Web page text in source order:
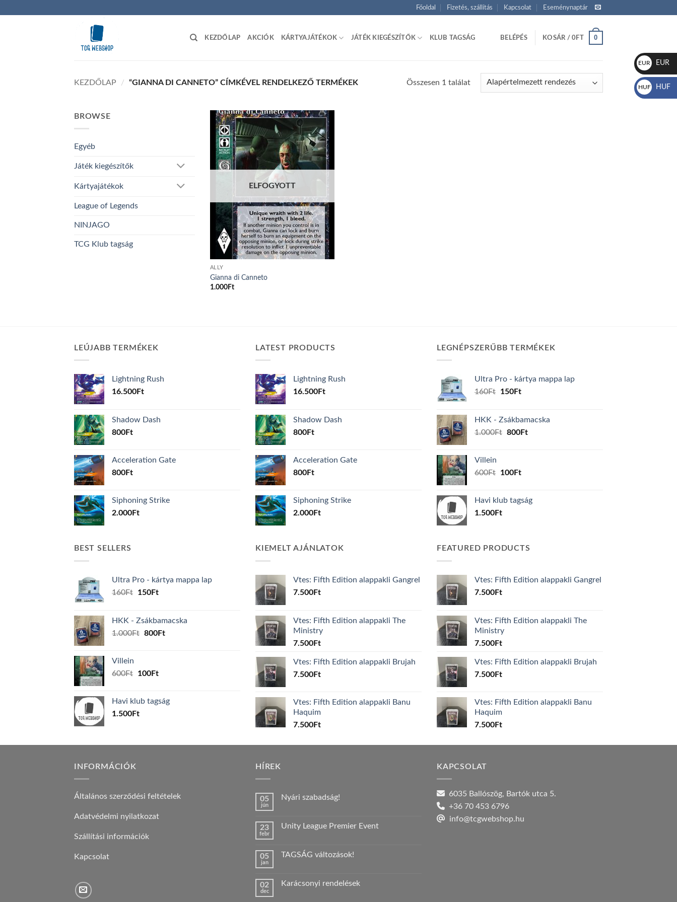
Főoldal Fizetés, szállítás Kapcsolat Eseménynaptár
KEZDŐLAP AKCIÓK KÁRTYAJÁTÉKOK JÁTÉK KIEGÉSZÍTŐK KLUB TAGSÁG BELÉPÉS KOSÁR /0FT 0
KEZDŐLAP / “GIANNA DI CANNETO” CÍMKÉVEL RENDELKEZŐ TERMÉKEK Összesen 1 találat
BROWSE
Egyéb
Játék kiegészítők
Kártyajátékok
League of Legends
NINJAGO
TCG Klub tagság
Add to
wishlist
ELFOGYOTT
ALLY
Gianna di Canneto
1.000Ft
LEÚJABB TERMÉKEK
Lightning Rush
16.500Ft
Shadow Dash
800Ft
Acceleration Gate
800Ft
Siphoning Strike
2.000Ft
LATEST PRODUCTS
Lightning Rush
16.500Ft
Shadow Dash
800Ft
Acceleration Gate
800Ft
Siphoning Strike
2.000Ft
LEGNÉPSZERŰBB TERMÉKEK
Ultra Pro - kártya mappa lap
160Ft
Original
160Ft.
150FtCurrent
150Ft.
HKK - Zsákbamacska
1.000Ft Original
800FtCurrent
Villein
600Ft
Original
600Ft.
100FtCurrent
100Ft.
Havi klub tagság
1.500Ft
BEST SELLERS
Ultra Pro - kártya mappa lap
160Ft
Original
160Ft.
150FtCurrent
150Ft.
HKK - Zsákbamacska
1.000Ft Original
800FtCurrent
Villein
600Ft
Original
600Ft.
100FtCurrent
100Ft.
Havi klub tagság
1.500Ft
KIEMELT AJÁNLATOK
Vtes: Fifth Edition alappakli Gangrel
7.500Ft
Vtes: Fifth Edition alappakli The
Ministry
7.500Ft
Vtes: Fifth Edition alappakli Brujah
7.500Ft
Vtes: Fifth Edition alappakli Banu
Haquim
7.500Ft
FEATURED PRODUCTS
Vtes: Fifth Edition alappakli Gangrel
7.500Ft
Vtes: Fifth Edition alappakli The
Ministry
7.500Ft
Vtes: Fifth Edition alappakli Brujah
7.500Ft
Vtes: Fifth Edition alappakli Banu
Haquim
7.500Ft
INFORMÁCIÓK
Általános szerződési feltételek
Adatvédelmi nyilatkozat
Szállítási információk
Kapcsolat
HÍREK
05
jún
Nyári szabadság!
Nyári
23
febr
Unity League Premier Event
Unity
bejegyzéshez
05
jan
TAGSÁG változások!
TAGSÁG
02
dec
Karácsonyi rendelések
KAPCSOLAT
6035 Ballószög, Bartók utca 5.
+36 70 453 6796
info@tcgwebshop.hu
EUR
€
EUR
HUF
Ft
HUF